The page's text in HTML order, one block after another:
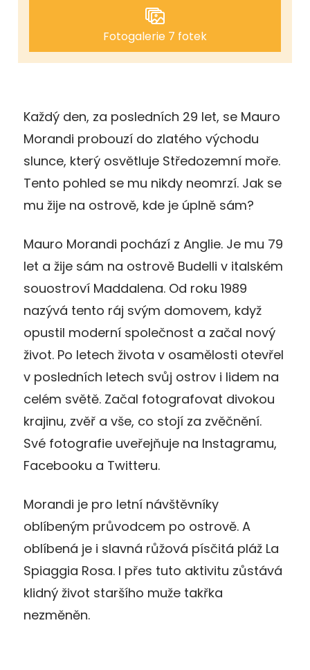
Fotogalerie 7 fotek
Každý den, za posledních 29 let, se Mauro
Morandi probouzí do zlatého východu
slunce, který osvětluje Středozemní moře.
Tento pohled se mu nikdy neomrzí. Jak se
mu žije na ostrově, kde je úplně sám?
Mauro Morandi pochází z Anglie. Je mu 79
let a žije sám na ostrově Budelli v italském
souostroví Maddalena. Od roku 1989
nazývá tento ráj svým domovem, když
opustil moderní společnost a začal nový
život. Po letech života v osamělosti otevřel
v posledních letech svůj ostrov i lidem na
celém světě. Začal fotografovat divokou
krajinu, zvěř a vše, co stojí za zvěčnění.
Své fotografie uveřejňuje na Instagramu,
Facebooku a Twitteru.
Morandi je pro letní návštěvníky
oblíbeným průvodcem po ostrově. A
oblíbená je i slavná růžová písčitá pláž La
Spiaggia Rosa. I přes tuto aktivitu zůstává
klidný život staršího muže takřka
nezměněn.